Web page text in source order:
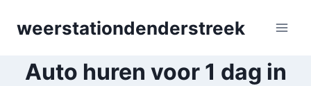
weerstationdenderstreek
Auto huren voor 1 dag in